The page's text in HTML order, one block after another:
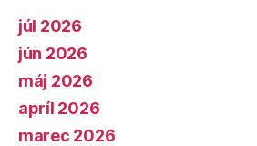
júl 2026
jún 2026
máj 2026
apríl 2026
marec 2026